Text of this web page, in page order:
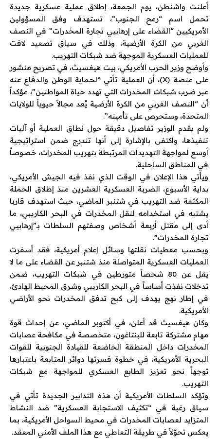
أعلنت واشنطن، يوم الجمعة، إطلاق عملية عسكرية جديدة
تحمل اسم “رمح الجنوب”، تستهدف وفق المسؤولين
الأمريكيين “القضاء على إرهابيي تجارة المخدرات” في النصف
الغربي من الكرة الأرضية، وذلك في سياق تصعيد لافت
للعمليات العسكرية الموجهة ضد شبكات التهريب.
وأوضح وزير الحرب الأمريكي، بيت هيغسيث، في تصريح منشور
على منصة (X)، أن العملية تأتي “لحماية الوطن والدفاع عنه
عبر ضرب شبكات المخدرات التي تهدد حياة المواطنين”، مؤكداً
أن “النصف الغربي من الكرة الأرضية يُعد مجالاً حيوياً للولايات
المتحدة، وستحرص على تأمينه”.
ولم يقدم الوزير تفاصيل دقيقة حول نطاق العملية أو آليات
تنفيذها، واكتفى بالإشارة إلى أنها تندرج ضمن استراتيجية
أوسع لمواجهة التهديدات المرتبطة بتهريب المخدرات، خصوصاً
في المناطق الساحلية.
ويأتي هذا الإعلان في الوقت الذي نفذ فيه الجيش الأمريكي،
بداية الأسبوع، الضربة العسكرية العشرين منذ إطلاق الحملة
المكثفة ضد التهريب في شتنبر الماضي، حيث استهدف قاربا
يشتبه في استخدامه لنقل المخدرات في البحر الكاريبي، ما
أدى إلى مقتل أربعة أشخاص وصفتهم السلطات بـ”إرهابيي
تجارة المخدرات”.
وبحسب معطيات نقلتها وسائل إعلام أمريكية، فقد أسفرت
العمليات العسكرية المتواصلة منذ شتنبر عن القضاء على ما لا
يقل عن 80 شخصاً متورطين في شبكات التهريب، ضمن
تدخلات نفذت أساساً في البحر الكاريبي وشرق المحيط الهادئ،
في إطار نهج يهدف إلى كبح تدفق المخدرات نحو الأراضي
الأمريكية.
وكان هيغسيث قد أعلن، في أكتوبر الماضي، عن إحداث قوة
مهام مشتركة تابعة للبنتاغون، متخصصة في مكافحة عصابات
المخدرات داخل المنطقة الخاضعة للقيادة الجنوبية للقوات
البحرية الأمريكية، في خطوة فسرتها دوائر المتابعة باعتبارها
توجهاً نحو تعزيز الطابع العسكري للمواجهة مع شبكات
التهريب.
وتؤكد السلطات الأمريكية أن هذه التدابير الجديدة تأتي في
سياق رغبة في “تكثيف الاستجابة العسكرية” ضد النشاط
المتزايد لعصابات المخدرات في محيط السواحل الأمريكية، بما
يعكس تحوّلاً في طريقة التعاطي مع هذا الملف الأمني المعقد.